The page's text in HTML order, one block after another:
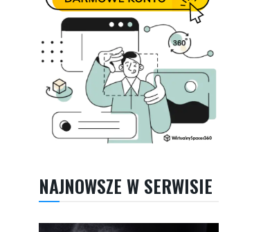
NAJNOWSZE W SERWISIE